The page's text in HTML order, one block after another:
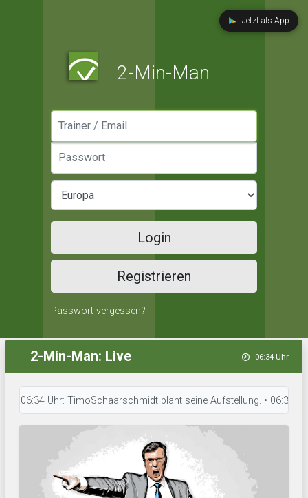
Jetzt als App
2-Min-Man
Login
Registrieren
Passwort vergessen?
2-Min-Man: Live 06:34 Uhr
Uhr: TimoSchaarschmidt plant seine Aufstellung. • 06:34 Uhr: